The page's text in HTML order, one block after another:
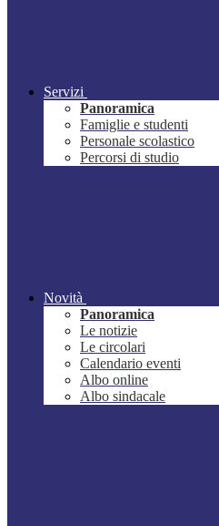
Servizi
Panoramica
Famiglie e studenti
Personale scolastico
Percorsi di studio
Novità
Panoramica
Le notizie
Le circolari
Calendario eventi
Albo online
Albo sindacale